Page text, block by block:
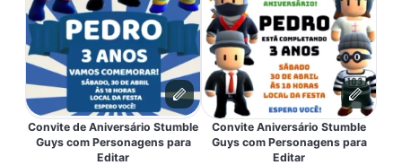
Convite de Aniversário Stumble
Guys com Personagens para
Editar
Convite Aniversário Stumble
Guys com Personagens para
Editar